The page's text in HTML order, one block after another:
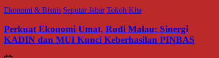
Ekonomi & Bisnis Seputar Jabar Tokoh Kita
Perkuat Ekonomi Umat, Rudi Malau: Sinergi
KADIN dan MUI Kunci Keberhasilan PINBAS